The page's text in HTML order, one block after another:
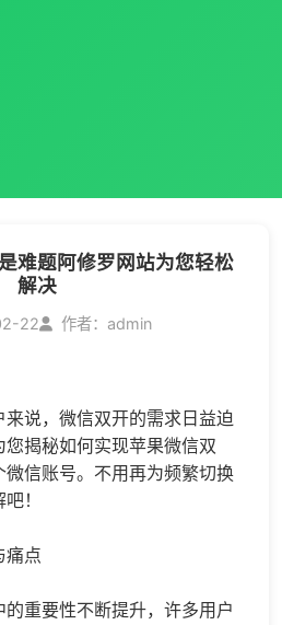
难题阿修罗网站为您轻松
解决
22 作者：admin
说， 微信双开的需求日益迫
揭秘如何实现苹果微信双
微信账号。不用再为频繁切换
！
痛点
重要性不断提升，许多用户